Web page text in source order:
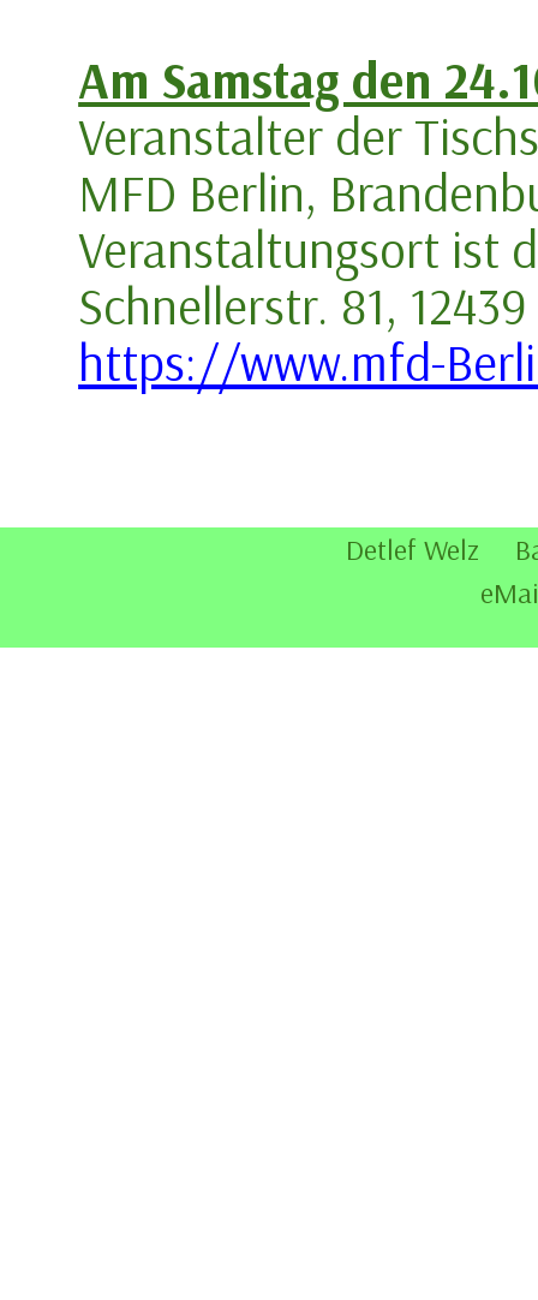
Am Samstag den
Veranstalter der
MFD Berlin,
Veranstaltungsort ist
Schnellerstr. 81,
https://www.mfd-
Detlef Welz